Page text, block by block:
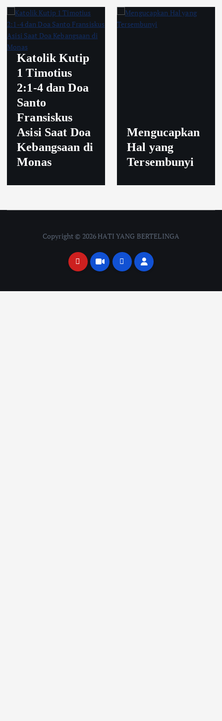
Katolik Kutip
1 Timotius
2:1-4 dan Doa
Santo
Fransiskus
Asisi Saat Doa
Kebangsaan di
Monas
Mengucapkan
Hal yang
Tersembunyi
Copyright © 2026 HATI YANG BERTELINGA